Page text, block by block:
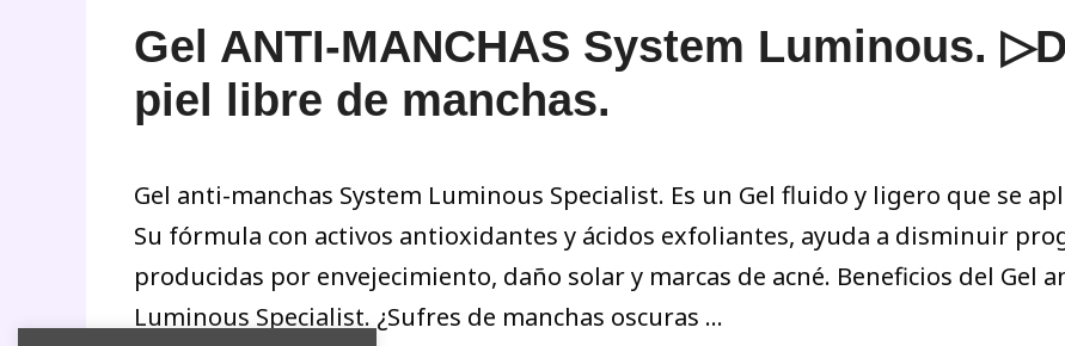
Gel ANTI-MANCHAS System Luminous.
piel libre de manchas.
Gel anti-manchas System Luminous Specialist. Es un Gel fluido y ligero que se
Su fórmula con activos antioxidantes y ácidos exfoliantes, ayuda a disminuir
producidas por envejecimiento, daño solar y marcas de acné. Beneficios del Gel
Luminous Specialist. ¿Sufres de manchas oscuras …